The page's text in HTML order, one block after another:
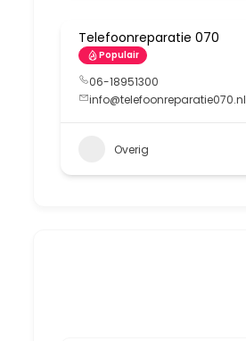
Telefoonreparatie 070
Populair
06-18951300
info@telefoonreparatie070.nl
Overig